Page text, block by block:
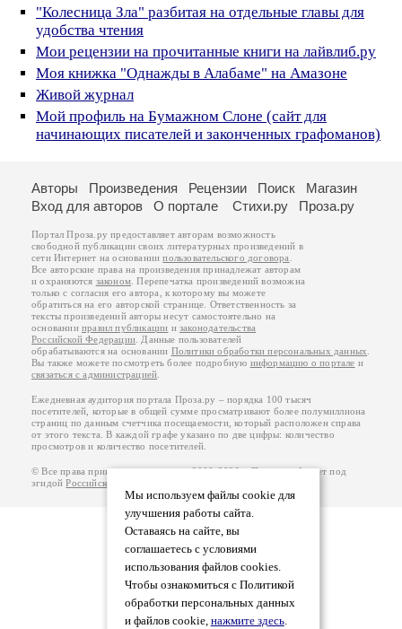
"Колесница Зла" разбитая на отдельные главы для
удобства чтения
Мои рецензии на прочитанные книги на лайвлиб.ру
Моя книжка "Однажды в Алабаме" на Амазоне
Живой журнал
Мой профиль на Бумажном Слоне (сайт для
начинающих писателей и законченных графоманов)
Мы используем файлы cookie для
улучшения работы сайта.
Оставаясь на сайте, вы
соглашаетесь с условиями
использования файлов cookies.
Чтобы ознакомиться с Политикой
обработки персональных данных
и файлов cookie, нажмите здесь.
Авторы Произведения Рецензии Поиск
Магазин
Вход для авторов
О портале Стихи.ру Проза.ру
Портал Проза.ру предоставляет авторам возможность
свободной публикации своих литературных произведений в
сети Интернет на основаниипользовательского договора
Все авторские права на произведения принадлежат авторам
и охраняются законом . Перепечатка произведений возможна
только с согласия его автора, к которому вы можете
обратиться на его авторской странице. Ответственность за
тексты произведений авторы несут самостоятельно на
основанииправил публикации изаконодательства
Российской Федерации . Данные пользователей
обрабатываются на основании Политики обработки персональных данных
Вы также можете посмотреть более подробную информацию о портале и
связаться с администрацией
Ежедневная аудитория портала Проза.ру – порядка 100 тысяч
посетителей, которые в общей сумме просматривают более полумиллиона
страниц по данным счетчика посещаемости, который расположен справа
от этого текста. В каждой графе указано по две цифры: количество
просмотров и количество посетителей.
© Все права принадлежат авторам, 2000-2026. Портал работает под
эгидойРоссийского союза писателей